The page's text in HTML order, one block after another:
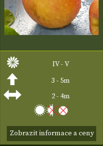
IV - V
3 - 5m
2 - 4m
Zobrazit informace a ceny